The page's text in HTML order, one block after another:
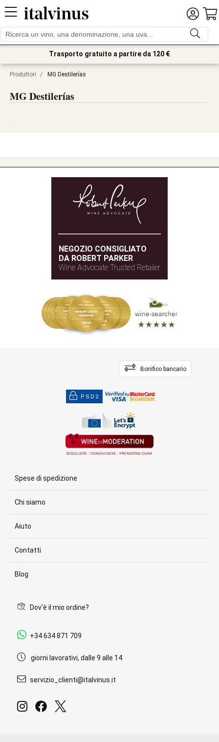
Trasporto gratuito a partire da 120 €
Produttori / MG Destilerías
MG Destilerías
NEGOZIO CONSIGLIATO
DA ROBERT PARKER
Wine Advocate Trusted Retailer
Bonifico bancario
PSD2
Spese di spedizione
Chi siamo
Aiuto
Contatti
Blog
Dov'è il mio ordine?
+34 634 871 709
giorni lavorativi, dalle 9 alle 14
servizio_clienti@italvinus.it